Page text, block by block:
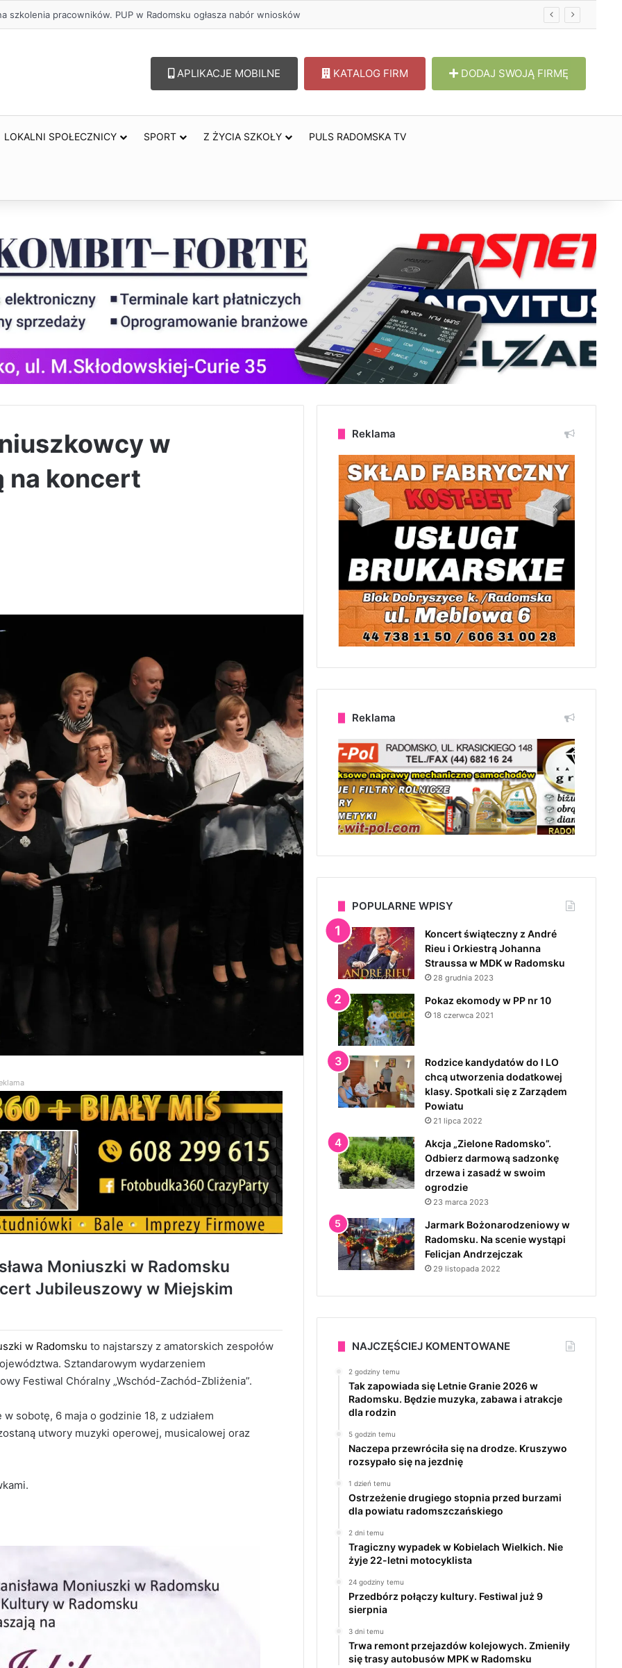
– lepszy wybór. Radomsko włącza się w Miesiąc Trzeźwości
APLIKACJE MOBILNE KATALOG FIRM DODAJ SWOJĄ FIRMĘ
LOKALNI SPOŁECZNICY SPORT Z ŻYCIA SZKOŁY PULS RADOMSKA TV
w
na koncert
Moniuszki w Radomsku
Jubileuszowy w Miejskim
w Radomsku to najstarszy z amatorskich zespołów
Sztandarowym wydarzeniem
Festiwal Chóralny „Wschód-Zachód-Zbliżenia”.
sobotę, 6 maja o godzinie 18, z udziałem
utwory muzyki operowej, musicalowej oraz
Reklama
Reklama
POPULARNE WPISY
Koncert świąteczny z André
Rieu i Orkiestrą Johanna
Straussa w MDK w Radomsku
28 grudnia 2023
Pokaz ekomody w PP nr 10
18 czerwca 2021
Rodzice kandydatów do I LO
chcą utworzenia dodatkowej
klasy. Spotkali się z Zarządem
Powiatu
21 lipca 2022
Akcja „Zielone Radomsko”.
Odbierz darmową sadzonkę
drzewa i zasadź w swoim
ogrodzie
23 marca 2023
Jarmark Bożonarodzeniowy w
Radomsku. Na scenie wystąpi
Felicjan Andrzejczak
29 listopada 2022
NAJCZĘŚCIEJ KOMENTOWANE
2 godziny temu
Tak zapowiada się Letnie Granie 2026 w
Radomsku. Będzie muzyka, zabawa i atrakcje
dla rodzin
5 godzin temu
Naczepa przewróciła się na drodze. Kruszywo
rozsypało się na jezdnię
1 dzień temu
Ostrzeżenie drugiego stopnia przed burzami
dla powiatu radomszczańskiego
2 dni temu
Tragiczny wypadek w Kobielach Wielkich. Nie
żyje 22-letni motocyklista
24 godziny temu
Przedbórz połączy kultury. Festiwal już 9
sierpnia
3 dni temu
Trwa remont przejazdów kolejowych. Zmieniły
się trasy autobusów MPK w Radomsku